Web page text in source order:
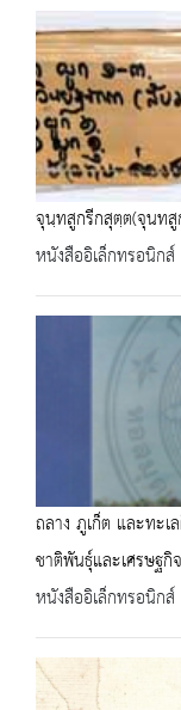
จุนฺทสูกรีกสุตฺต(จุนท
หนังสืออิเล็กทรอนิกส์
ถลาง ภูเก็ต และทะ
ชาติพันธุ์และเศรษฐกิจ
หนังสืออิเล็กทรอนิกส์